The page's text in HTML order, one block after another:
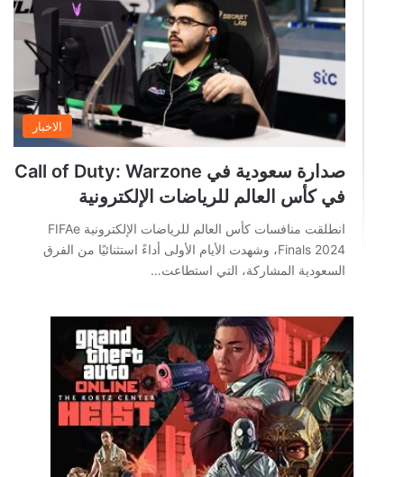
الاخبار
صدارة سعودية في Call of Duty: Warzone
في كأس العالم للرياضات الإلكترونية
انطلقت منافسات كأس العالم للرياضات الإلكترونية FIFAe
Finals 2024، وشهدت الأيام الأولى أداءً استثنائيًا من الفرق
السعودية المشاركة، التي استطاعت…